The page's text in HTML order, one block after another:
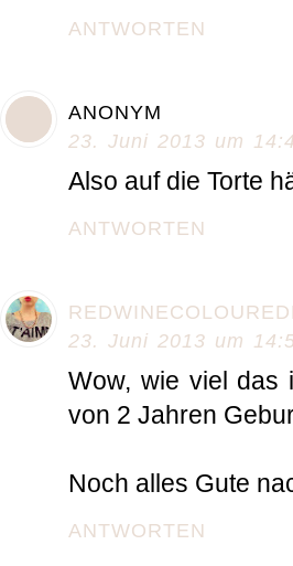
ANTWORTEN
ANONYM
23. Juni 2013 um
Also auf die Torte
ANTWORTEN
23. Juni 2013 um
Wow, wie viel das
von 2 Jahren
Noch alles Gute
ANTWORTEN